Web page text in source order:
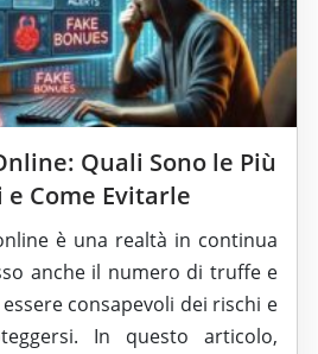
Quali Sono le Più
e Come Evitarle
è una realtà in continua
anche il numero di truffe e
consapevoli dei rischi e
In questo articolo,